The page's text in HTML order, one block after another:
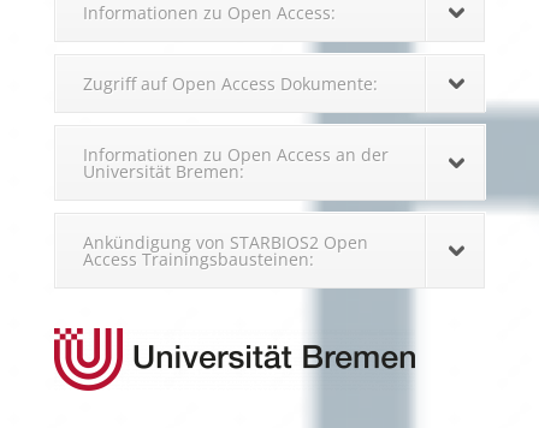
Informationen zu Open Access:
Zugriff auf Open Access Dokumente:
Informationen zu Open Access an der
Universität Bremen:
Ankündigung von STARBIOS2 Open
Access Trainingsbausteinen: